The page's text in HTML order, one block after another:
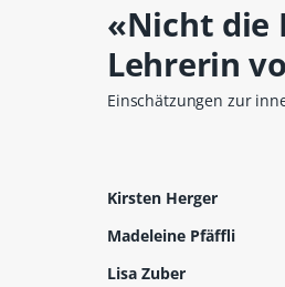
«Nicht die
Lehrerin
Einschätzungen zur
Kirsten Herger
Madeleine Pfäffli
Lisa Zuber